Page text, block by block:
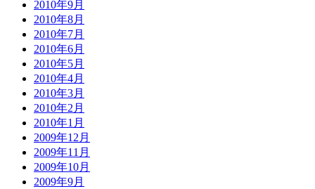
2010年9月
2010年8月
2010年7月
2010年6月
2010年5月
2010年4月
2010年3月
2010年2月
2010年1月
2009年12月
2009年11月
2009年10月
2009年9月